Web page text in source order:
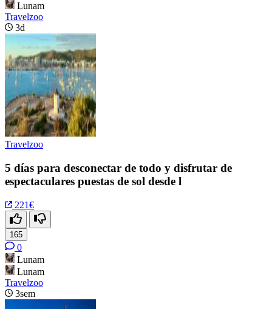
Lunam
Travelzoo
3d
Travelzoo
5 días para desconectar de todo y disfrutar de
espectaculares puestas de sol desde l
221€
165
0
Lunam
Lunam
Travelzoo
3sem